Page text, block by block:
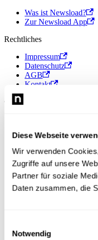
Diese Webseite
Wir verwenden
Zugriffe auf unsere
Partner für soziale
Daten zusammen, die
Notwendig
Was ist Newsload?
Zur Newsload App
Rechtliches
Impressum
Datenschutz
AGB
Kontakt
© 2026 Newsload,